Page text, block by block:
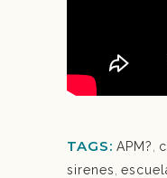
TAGS: APM?
sirenes